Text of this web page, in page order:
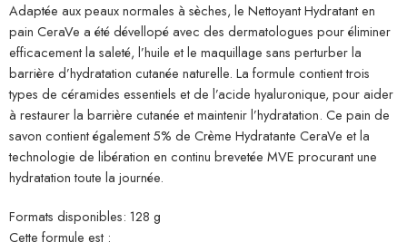
Adaptée aux peaux normales à sèches, le Nettoyant Hydratant en
pain CeraVe a été dévellopé avec des dermatologues pour éliminer
efficacement la saleté, l’huile et le maquillage sans perturber la
barrière d’hydratation cutanée naturelle. La formule contient trois
types de céramides essentiels et de l’acide hyaluronique, pour aider
à restaurer la barrière cutanée et maintenir l’hydratation. Ce pain de
savon contient également 5% de Crème Hydratante CeraVe et la
technologie de libération en continu brevetée MVE procurant une
hydratation toute la journée.
Formats disponibles: 128 g
Cette formule est :